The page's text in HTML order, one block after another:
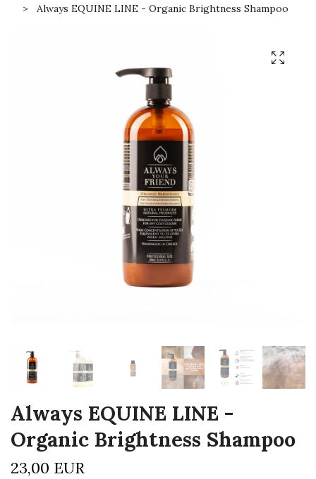
Always EQUINE LINE - Organic Brightness Shampoo
Always EQUINE LINE -
Organic Brightness Shampoo
23,00 EUR